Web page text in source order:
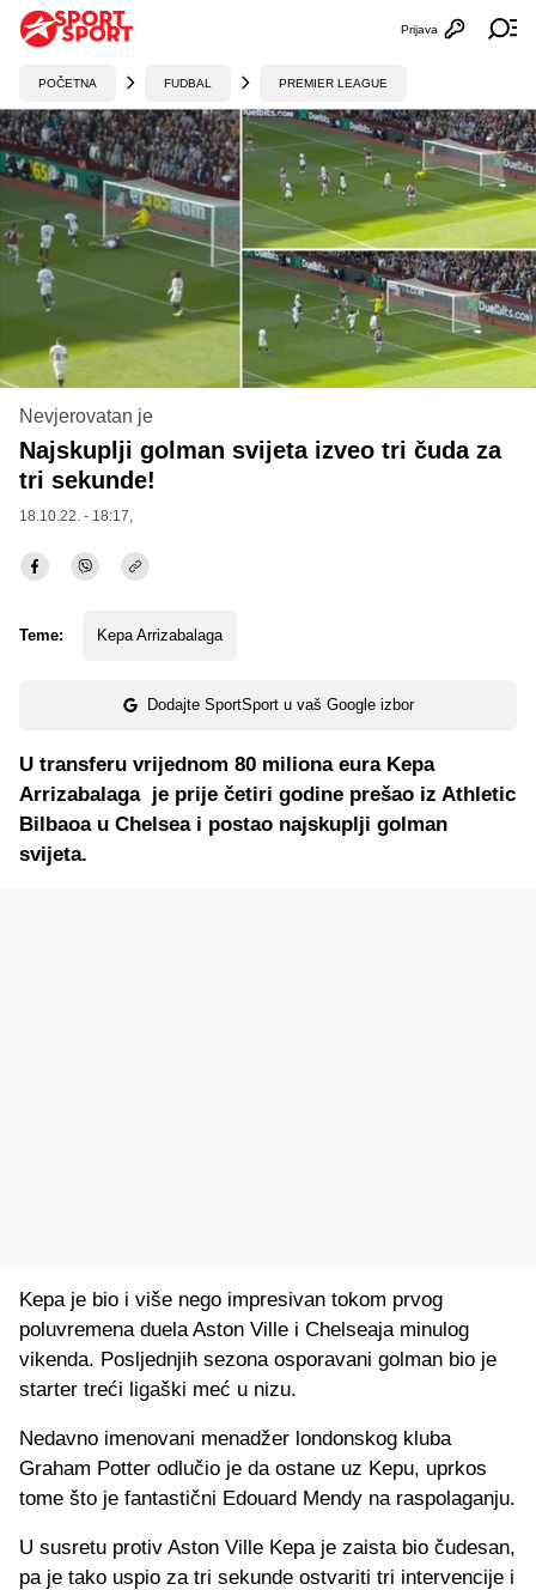
Otvori
Prijava
POČETNA FUDBAL PREMIER LEAGUE
Nevjerovatan je
Najskuplji golman svijeta izveo tri čuda za
tri sekunde!
18.10.22. - 18:17,
Teme: Kepa Arrizabalaga
Dodajte SportSport u vaš Google izbor
U transferu vrijednom 80 miliona eura Kepa
Arrizabalaga je prije četiri godine prešao iz Athletic
Bilbaoa u Chelsea i postao najskuplji golman
svijeta.
Kepa je bio i više nego impresivan tokom prvog
poluvremena duela Aston Ville i Chelseaja minulog
vikenda. Posljednjih sezona osporavani golman bio je
starter treći ligaški meć u nizu.
Nedavno imenovani menadžer londonskog kluba
Graham Potter odlučio je da ostane uz Kepu, uprkos
tome što je fantastični Edouard Mendy na raspolaganju.
U susretu protiv Aston Ville Kepa je zaista bio čudesan,
pa je tako uspio za tri sekunde ostvariti tri intervencije i